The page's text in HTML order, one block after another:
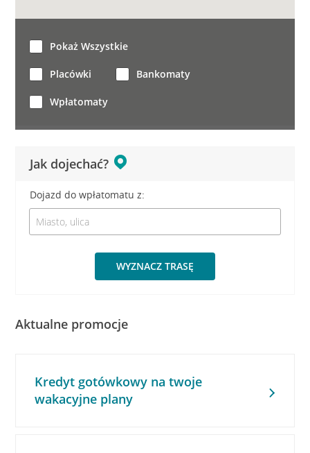
Jak dojechać?
Dojazd do wpłatomatu z:
WYZNACZ TRASĘ
Pokaż Wszystkie
Placówki Bankomaty
Wpłatomaty
Aktualne promocje
Kredyt gotówkowy na twoje
wakacyjne plany